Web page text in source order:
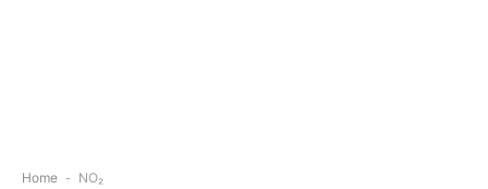
Home - NO₂